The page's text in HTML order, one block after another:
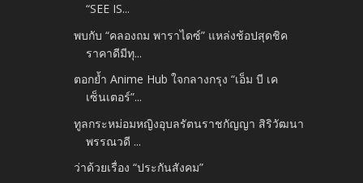
“SEE IS...
พบกับ “คลองถม พาราไดซ์” แหล่งช้อปสุดชิค
ราคาดีมีทุ...
ตอกย้ำ Anime Hub ใจกลางกรุง “เอ็ม บี เค
เซ็นเตอร์”...
ทูลกระหม่อมหญิงอุบลรัตนราชกัญญา สิริวัฒนา
พรรณวดี ...
ว่าด้วยเรื่อง “ประกันสังคม”